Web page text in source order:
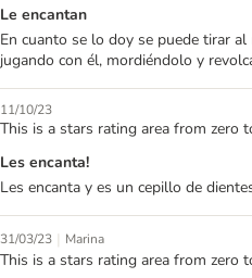
Le encantan
En cuanto se lo doy se puede tirar
jugando con él, mordiéndolo y
11/10/23
This is a stars rating area from zero
Les encanta!
Les encanta y es un cepillo de
31/03/23 | Marina
This is a stars rating area from zero